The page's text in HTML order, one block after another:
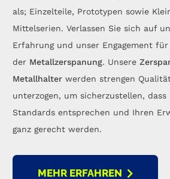
als; Einzelteile, Prototypen sowie
Mittelserien. Verlassen Sie sich auf
Erfahrung und unser Engagement
der Metallzerspanung. Unsere
Metallhalter werden strengen
unterzogen, um sicherzustellen,
Standards entsprechen und Ihren
ganz gerecht werden.
MEHR ERFAHREN